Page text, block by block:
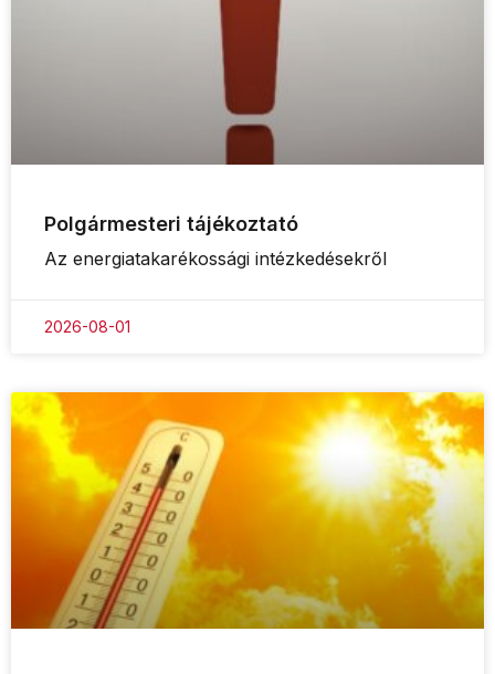
Polgármesteri tájékoztató
Az energiatakarékossági intézkedésekről
2026-08-01